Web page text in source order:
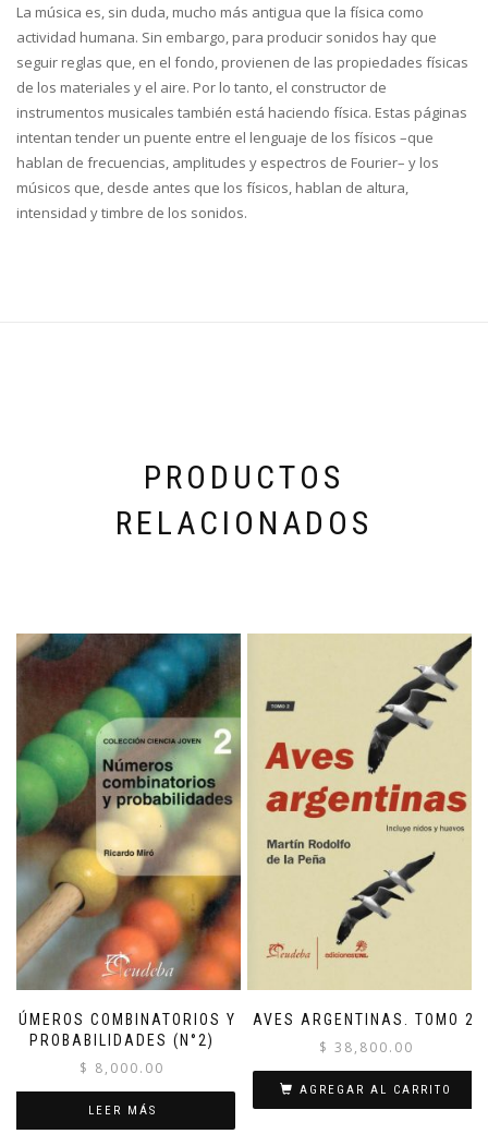
La música es, sin duda, mucho más antigua que la física como
actividad humana. Sin embargo, para producir sonidos hay que
seguir reglas que, en el fondo, provienen de las propiedades físicas
de los materiales y el aire. Por lo tanto, el constructor de
instrumentos musicales también está haciendo física. Estas páginas
intentan tender un puente entre el lenguaje de los físicos –que
hablan de frecuencias, amplitudes y espectros de Fourier– y los
músicos que, desde antes que los físicos, hablan de altura,
intensidad y timbre de los sonidos.
PRODUCTOS
RELACIONADOS
NÚMEROS COMBINATORIOS Y
PROBABILIDADES (N°2)
$ 8,000.00
LEER MÁS
AVES ARGENTINAS. TOMO 2.
$ 38,800.00
AGREGAR AL CARRITO